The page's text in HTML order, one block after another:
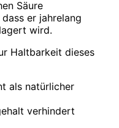
Säure
er jahrelang
wird.
Haltbarkeit dieses
als natürlicher
verhindert